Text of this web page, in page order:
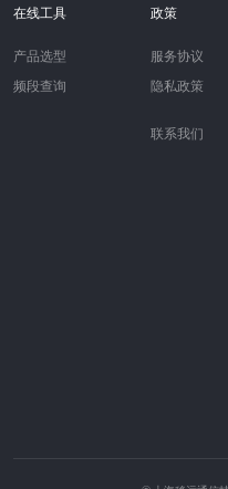
在线工具
产品选型
频段查询
政策
服务协议
隐私政策
联系我们